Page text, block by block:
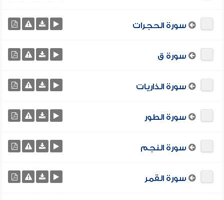
سورة الحجرات
سورة ق
سورة الذاريات
سورة الطور
سورة النجم
سورة القمر